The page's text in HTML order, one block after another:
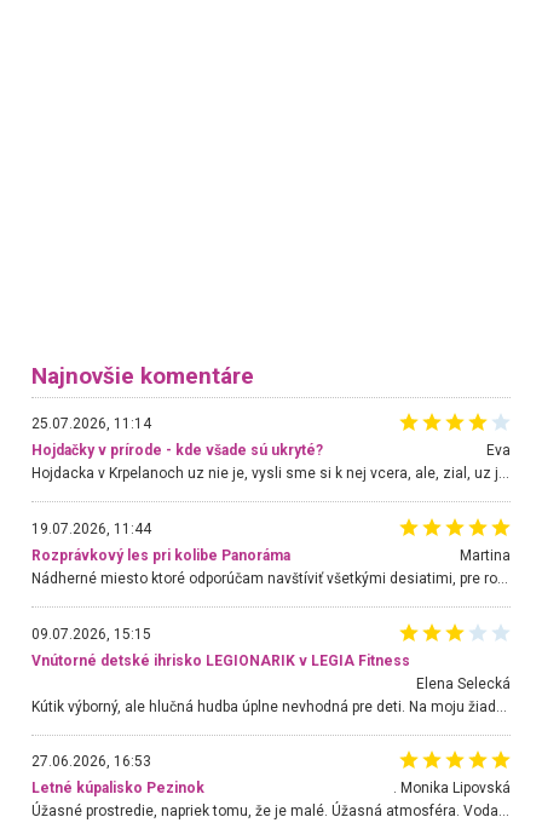
Najnovšie komentáre
25.07.2026, 11:14
Hojdačky v prírode - kde všade sú ukryté?
Eva
Hojdacka v Krpelanoch uz nie je, vysli sme si k nej vcera, ale, zial, uz je znicena. Ak sem planujete cestu len kvoli hojdacke, mozete si ju usetrit. Krasny vyhlad je tu vsak aj bez hojdacky :-)
19.07.2026, 11:44
Rozprávkový les pri kolibe Panoráma
Martina
Nádherné miesto ktoré odporúčam navštíviť všetkými desiatimi, pre rodiny s deťmi, dôchodcom... Proste a jednoducho ozaj rozprávkový les.. určite ešte prídeme. Odniesli sme si na pamiatku krásne tričká,
09.07.2026, 15:15
Vnútorné detské ihrisko LEGIONARIK v LEGIA Fitness
Elena Selecká
27.06.2026, 16:53
Letné kúpalisko Pezinok
. Monika Lipovská
Úžasné prostredie, napriek tomu, že je malé. Úžasná atmosféra. Voda fantastická a nádherná. Ľudí je pomerne veľa, ale su mili a ohľaduplní. Je veľmi zaujímavé sledovať, ako dokážu spolu športovať cudzí ľudia a bez ohľadu na vek. Vládne tu pohoda. Vnuka neviem dostať z vody. Ďakujem za krásny deň . Urcite sa sem vrátim. Jediný problém je s parkovaním, ale aj ten sa mi podarilo vyriešiť. Monika Bratislava